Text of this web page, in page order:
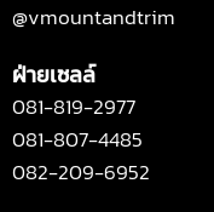
@vmountandtrim
ฝ่ายเซลล์
081-819-2977
081-807-4485
082-209-6952